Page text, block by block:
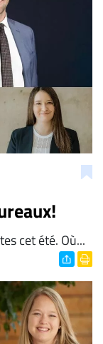
cet été. Où...